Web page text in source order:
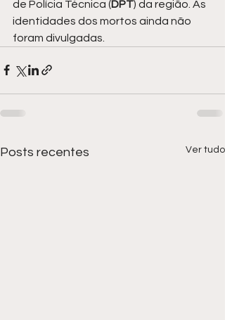
de Polícia Técnica (DPT) da região. As
identidades dos mortos ainda não
foram divulgadas.
Posts recentes Ver tudo